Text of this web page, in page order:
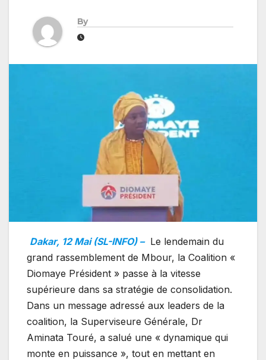
By
Dakar, 12 Mai (SL-INFO) – Le lendemain du
grand rassemblement de Mbour, la Coalition «
Diomaye Président » passe à la vitesse
supérieure dans sa stratégie de consolidation.
Dans un message adressé aux leaders de la
coalition, la Superviseure Générale, Dr
Aminata Touré, a salué une « dynamique qui
monte en puissance », tout en mettant en